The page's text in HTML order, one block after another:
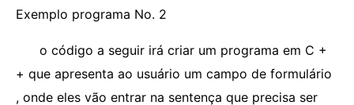
Exemplo programa No. 2
o código a seguir irá criar um programa em C +
+ que apresenta ao usuário um campo de formulário
, onde eles vão entrar na sentença que precisa ser